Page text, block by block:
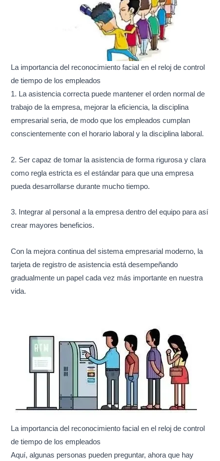
La importancia del reconocimiento facial en el reloj de control
de tiempo de los empleados
1. La asistencia correcta puede mantener el orden normal de
trabajo de la empresa, mejorar la eficiencia, la disciplina
empresarial seria, de modo que los empleados cumplan
conscientemente con el horario laboral y la disciplina laboral.
2. Ser capaz de tomar la asistencia de forma rigurosa y clara
como regla estricta es el estándar para que una empresa
pueda desarrollarse durante mucho tiempo.
3. Integrar al personal a la empresa dentro del equipo para así
crear mayores beneficios.
Con la mejora continua del sistema empresarial moderno, la
tarjeta de registro de asistencia está desempeñando
gradualmente un papel cada vez más importante en nuestra
vida.
La importancia del reconocimiento facial en el reloj de control
de tiempo de los empleados
Aquí, algunas personas pueden preguntar, ahora que hay